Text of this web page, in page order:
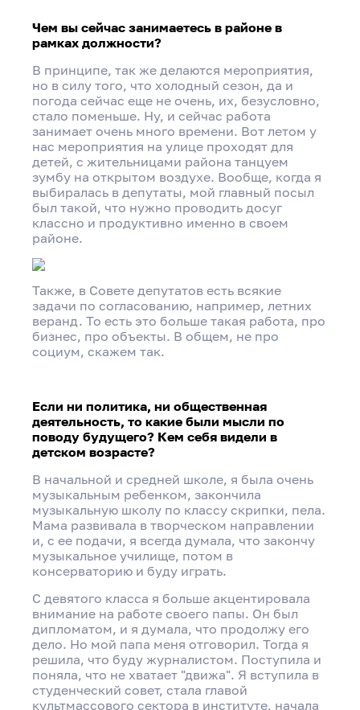
Чем вы сейчас занимаетесь в районе в
рамках должности?
В принципе, так же делаются мероприятия,
но в силу того, что холодный сезон, да и
погода сейчас еще не очень, их, безусловно,
стало поменьше. Ну, и сейчас работа
занимает очень много времени. Вот летом у
нас мероприятия на улице проходят для
детей, с жительницами района танцуем
зумбу на открытом воздухе. Вообще, когда я
выбиралась в депутаты, мой главный посыл
был такой, что нужно проводить досуг
классно и продуктивно именно в своем
районе.
Также, в Совете депутатов есть всякие
задачи по согласованию, например, летних
веранд. То есть это больше такая работа, про
бизнес, про объекты. В общем, не про
социум, скажем так.
Если ни политика, ни общественная
деятельность, то какие были мысли по
поводу будущего? Кем себя видели в
детском возрасте?
В начальной и средней школе, я была очень
музыкальным ребенком, закончила
музыкальную школу по классу скрипки, пела.
Мама развивала в творческом направлении
и, с ее подачи, я всегда думала, что закончу
музыкальное училище, потом в
консерваторию и буду играть.
С девятого класса я больше акцентировала
внимание на работе своего папы. Он был
дипломатом, и я думала, что продолжу его
дело. Но мой папа меня отговорил. Тогда я
решила, что буду журналистом. Поступила и
поняла, что не хватает "движа". Я вступила в
студенческий совет, стала главой
культмассового сектора в институте, начала